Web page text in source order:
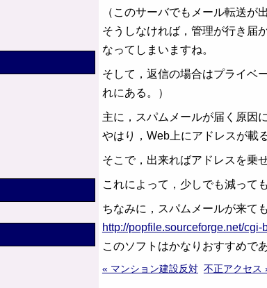
（このサーバでもメール転送が
そうしなければ，管理が行き届
なってしまいますね。
そして，返信の場合はプライベ
れにある。）
主に，スパムメールが届く原因
やはり，Web上にアドレスが載
そこで，出来ればアドレスを乗
これによって，少しでも減って
ちなみに，スパムメールが来て
http://popfile.sourceforge.net/
このソフトはかなりおすすめであ
« マンション建設反対 不正アクセス